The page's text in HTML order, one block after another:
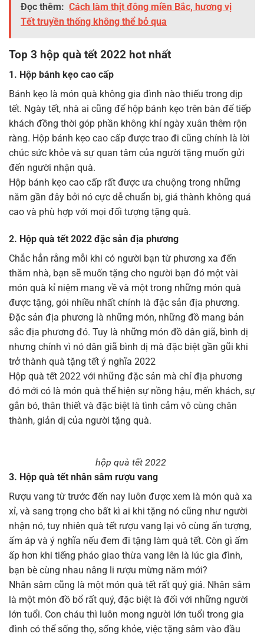
Đọc thêm: Cách làm thịt đông miền Bắc, hương vị
Tết truyền thống không thể bỏ qua
Top 3 hộp quà tết 2022 hot nhất
1. Hộp bánh kẹo cao cấp
Bánh kẹo là món quà không gia đình nào thiếu trong dịp
tết. Ngày tết, nhà ai cũng để hộp bánh kẹo trên bàn để tiếp
khách đồng thời góp phần không khí ngày xuân thêm rộn
ràng. Hộp bánh kẹo cao cấp được trao đi cũng chính là lời
chúc sức khỏe và sự quan tâm của người tặng muốn gửi
đến người nhận quà.
Hộp bánh kẹo cao cấp rất được ưa chuộng trong những
năm gần đây bởi nó cực dễ chuẩn bị, giá thành không quá
cao và phù hợp với mọi đối tượng tặng quà.
2. Hộp quà tết 2022 đặc sản địa phương
Chắc hẳn rằng mỗi khi có người bạn từ phương xa đến
thăm nhà, bạn sẽ muốn tặng cho người bạn đó một vài
món quà kỉ niệm mang về và một trong những món quà
được tặng, gói nhiều nhất chính là đặc sản địa phương.
Đặc sản địa phương là những món, những đồ mang bản
sắc địa phương đó. Tuy là những món đồ dân giã, bình dị
nhưng chính vì nó dân giã bình dị mà đặc biệt gần gũi khi
trở thành quà tặng tết ý nghĩa 2022
Hộp quà tết 2022 với những đặc sản mà chỉ địa phương
đó mới có là món quà thể hiện sự nồng hậu, mến khách, sự
gắn bó, thân thiết và đặc biệt là tình cảm vô cùng chân
thành, giản dị của người tặng quà.
hộp quà tết 2022
3. Hộp quà tết nhân sâm rượu vang
Rượu vang từ trước đến nay luôn được xem là món quà xa
xỉ, và sang trọng cho bất kì ai khi tặng nó cũng như người
nhận nó, tuy nhiên quà tết rượu vang lại vô cùng ấn tượng,
ấm áp và ý nghĩa nếu đem đi tặng làm quà tết. Còn gì ấm
ấp hơn khi tiếng pháo giao thừa vang lên là lúc gia đình,
bạn bè cùng nhau nâng li rượu mừng năm mới?
Nhân sâm cũng là một món quà tết rất quý giá. Nhân sâm
là một món đồ bổ rất quý, đặc biệt là đối với những người
lớn tuổi. Con cháu thì luôn mong người lớn tuổi trong gia
đình có thể sống thọ, sống khỏe, việc tặng sâm vào đầu